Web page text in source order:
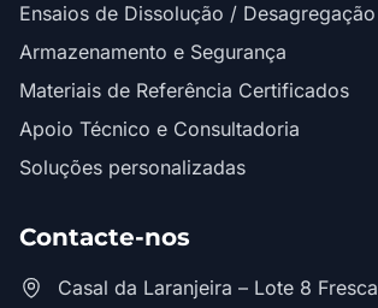
Ensaios de Dissolução / Desagregação
Armazenamento e Segurança
Materiais de Referência Certificados
Apoio Técnico e Consultadoria
Soluções personalizadas
Contacte-nos
Casal da Laranjeira – Lote 8 Fresca